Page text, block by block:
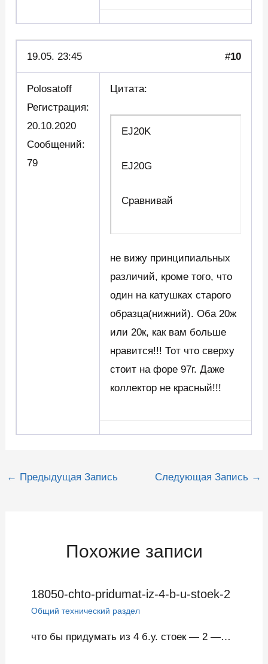
19.05. 23:45 #10
Polosatoff
Регистрация:
20.10.2020
Сообщений:
79
Цитата:
EJ20K
EJ20G
Сравнивай
не вижу принципиальных
различий, кроме того, что
один на катушках старого
образца(нижний). Оба 20ж
или 20к, как вам больше
нравится!!! Тот что сверху
стоит на форе 97г. Даже
коллектор не красный!!!
Навигация
← Предыдущая Запись Следующая Запись →
Похожие записи
18050-chto-pridumat-iz-4-b-u-stoek-2
Общий технический раздел
что бы придумать из 4 б.у. стоек — 2 —…